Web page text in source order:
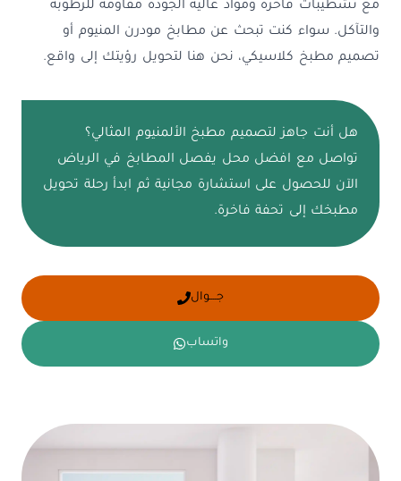
مع تشطيبات فاخرة ومواد عالية الجودة مقاومة للرطوبة
والتآكل. سواء كنت تبحث عن مطابخ مودرن المنيوم أو
تصميم مطبخ كلاسيكي، نحن هنا لتحويل رؤيتك إلى واقع.
هل أنت جاهز لتصميم مطبخ الألمنيوم المثالي؟
تواصل مع افضل محل يفصل المطابخ في الرياض
الآن للحصول على استشارة مجانية ثم ابدأ رحلة تحويل
مطبخك إلى تحفة فاخرة.
جــــوال
واتساب